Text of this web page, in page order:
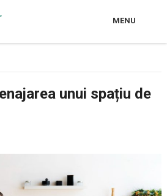
MENU
unui spațiu de